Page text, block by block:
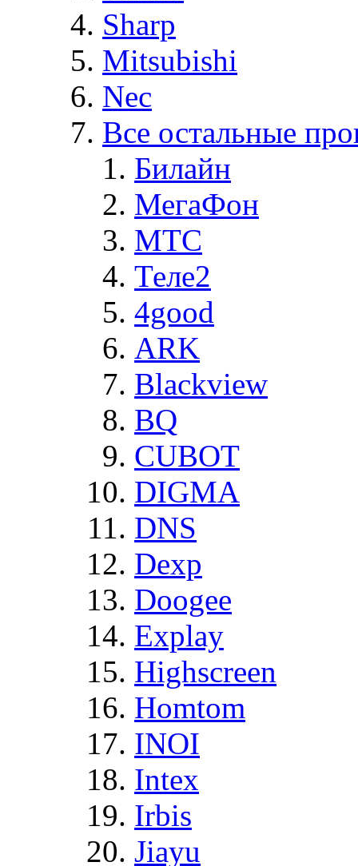
Sharp
Mitsubishi
Nec
Все остальные
Билайн
МегаФон
MTC
Теле2
4good
ARK
Blackview
BQ
CUBOT
DIGMA
DNS
Dexp
Doogee
Explay
Highscreen
Homtom
INOI
Intex
Irbis
Jiayu